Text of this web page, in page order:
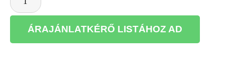
ÁRAJÁNLATKÉRŐ LISTÁHOZ AD